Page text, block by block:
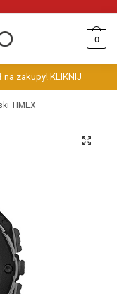
0
na zakupy!KLIKNIJ
TIMEX